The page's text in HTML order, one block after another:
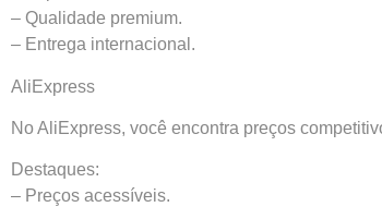
– Qualidade premium.
– Entrega internacional.
AliExpress
No AliExpress, você encontra preços
Destaques:
– Preços acessíveis.